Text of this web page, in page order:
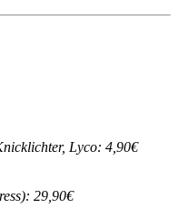
Lyco: 4,90€
29,90€